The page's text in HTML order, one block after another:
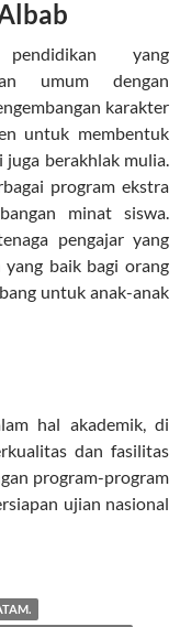
yang
umum dengan
karakter
untuk membentuk
berakhlak mulia.
program ekstra
minat siswa.
pengajar yang
baik bagi orang
untuk anak-anak
hal akademik, di
dan fasilitas
program-program
ujian nasional